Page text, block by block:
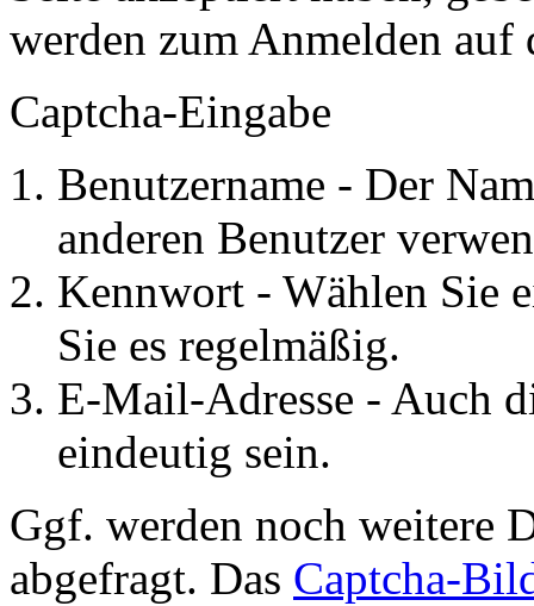
werden zum Anmelden auf
Captcha-Eingabe
Benutzername - Der
anderen Benutzer
Kennwort - Wählen Sie
Sie es regelmäßig.
E-Mail-Adresse - Auch
eindeutig sein.
Ggf. werden noch weitere
abgefragt. Das Captcha-